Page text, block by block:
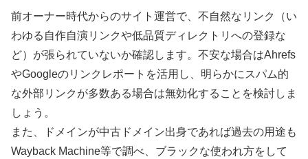
前オーナー時代からのサイト運営で、不自然なリンク（い
わゆる自作自演リンクや低品質ディレクトリへの登録な
ど）が張られていないか確認します。不安な場合はAhrefs
やGoogleのリンクレポートを活用し、明らかにスパム的
な外部リンクが多数ある場合は無効化することを検討しま
しょう。
また、ドメインが中古ドメイン出身であれば過去の用途も
Wayback Machine等で調べ、ブラックな使われ方をして